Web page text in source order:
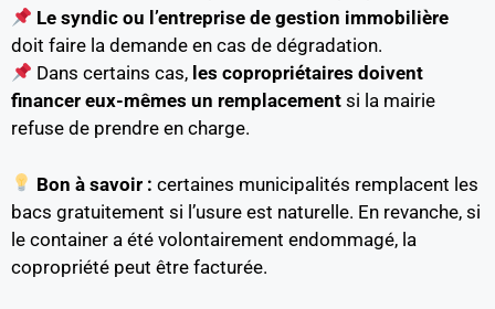
Le syndic ou l’entreprise de gestion immobilière
doit faire la demande en cas de dégradation.
Dans certains cas, les copropriétaires doivent
financer eux-mêmes un remplacement si la mairie
refuse de prendre en charge.
Bon à savoir : certaines municipalités remplacent les
bacs gratuitement si l’usure est naturelle. En revanche, si
le container a été volontairement endommagé, la
copropriété peut être facturée.